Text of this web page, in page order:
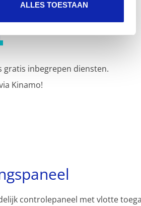
ALLES TOESTAAN
gratis inbegrepen diensten.
Kinamo!
controlepaneel met vlotte